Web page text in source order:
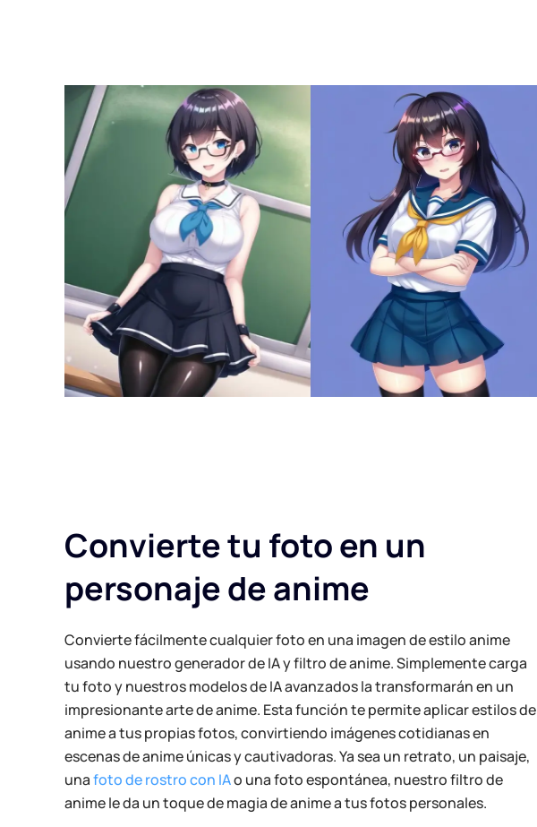
Convierte tu foto en un
personaje de anime
Convierte fácilmente cualquier foto en una imagen de estilo anime
usando nuestro generador de IA y filtro de anime. Simplemente carga
tu foto y nuestros modelos de IA avanzados la transformarán en un
impresionante arte de anime. Esta función te permite aplicar estilos de
anime a tus propias fotos, convirtiendo imágenes cotidianas en
escenas de anime únicas y cautivadoras. Ya sea un retrato, un paisaje,
unafoto de rostro con IAo una foto espontánea, nuestro filtro de
anime le da un toque de magia de anime a tus fotos personales.